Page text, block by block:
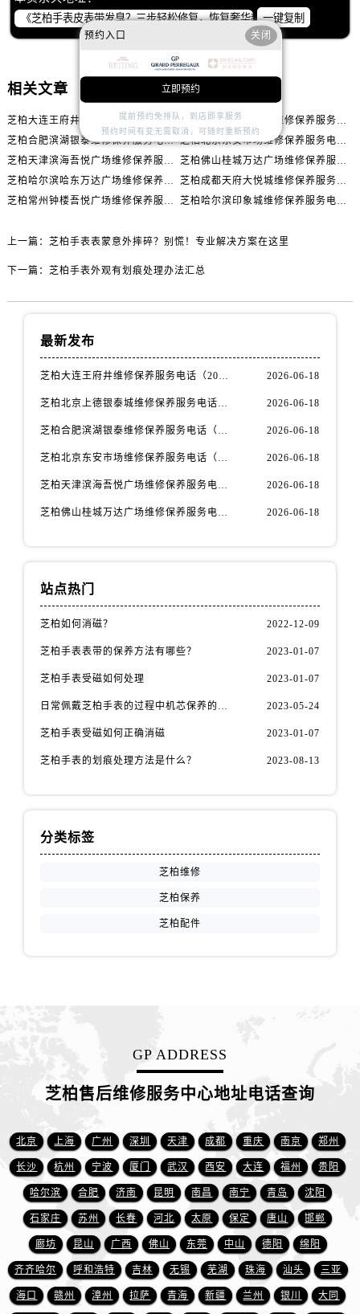
一键复制
相关文章
芝柏大连王府井维修保养服务电话（2026年6月最新）
芝柏合肥滨湖银泰维修保养服务电话（2026年6月最新）
上一篇： 芝柏手表表蒙意外摔碎？别慌！专业解决方案在这里
下一篇： 芝柏手表外观有划痕处理办法汇总
最新发布
2026-06-18
2026-06-18
2026-06-18
2026-06-18
2026-06-18
2026-06-18
站点热门
芝柏如何消磁？ 2022-12-09
芝柏手表表带的保养方法有哪些？ 2023-01-07
芝柏手表受磁如何处理 2023-01-07
2023-05-24
芝柏手表受磁如何正确消磁 2023-01-07
芝柏手表的划痕处理方法是什么？ 2023-08-13
分类标签
芝柏维修
芝柏保养
芝柏配件
GP ADDRESS
芝柏售后维修服务中心地址电话查询
北京 上海 广州 深圳 天津 成都 重庆 南京 郑州
长沙 杭州 宁波 厦门 武汉 西安 大连 福州 贵阳
哈尔滨 合肥 济南 昆明 南昌 南宁 青岛 沈阳
石家庄 苏州 长春 河北 太原 保定 唐山 邯郸
廊坊 昆山 广西 佛山 东莞 中山 德阳 绵阳
齐齐哈尔 呼和浩特 吉林 无锡 芜湖 珠海 汕头 三亚
海口 赣州 漳州 拉萨 青海 新疆 兰州 银川 大同
预约入口 关闭
立即预约
提前预约免排队，到店即享服务
预约时间有变无需取消，可随时重新预约